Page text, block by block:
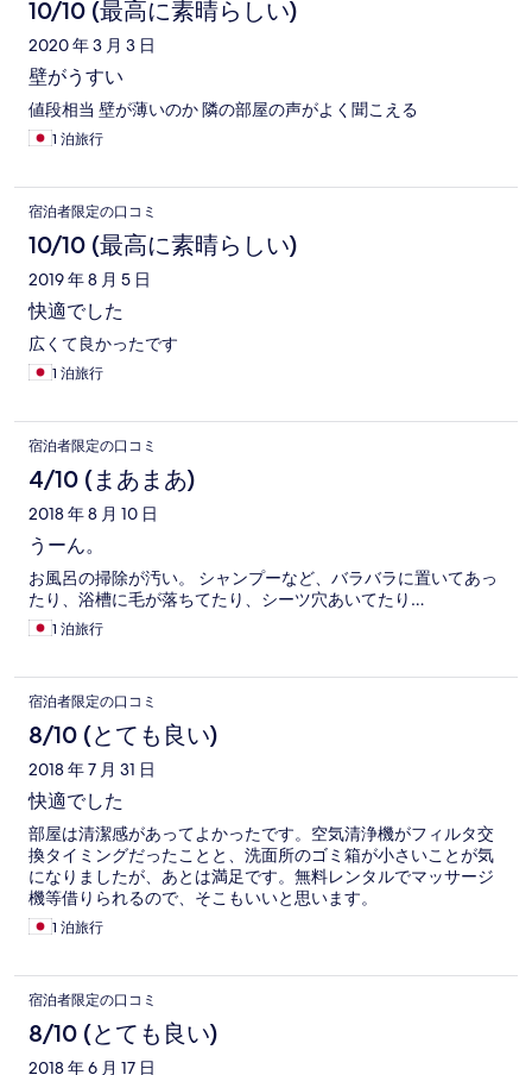
10/10 (最高に素晴らしい)
2020 年 3 月 3 日
壁がうすい
値段相当 壁が薄いのか 隣の部屋の声がよく聞こえる
1 泊旅行
宿泊者限定の口コミ
10/10 (最高に素晴らしい)
2019 年 8 月 5 日
快適でした
広くて良かったです
1 泊旅行
宿泊者限定の口コミ
4/10 (まあまあ)
2018 年 8 月 10 日
うーん。
お風呂の掃除が汚い。 シャンプーなど、バラバラに置いてあっ
たり、浴槽に毛が落ちてたり、シーツ穴あいてたり…
1 泊旅行
宿泊者限定の口コミ
8/10 (とても良い)
2018 年 7 月 31 日
快適でした
部屋は清潔感があってよかったです。空気清浄機がフィルタ交
換タイミングだったことと、洗面所のゴミ箱が小さいことが気
になりましたが、あとは満足です。無料レンタルでマッサージ
機等借りられるので、そこもいいと思います。
1 泊旅行
宿泊者限定の口コミ
8/10 (とても良い)
2018 年 6 月 17 日